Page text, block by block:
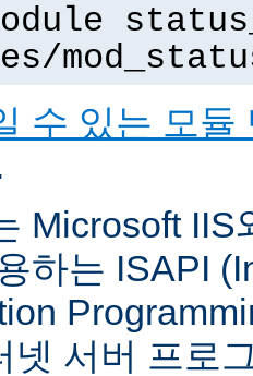
수 있는 모듈
Microsoft
하는 ISAPI
넷 서버 프로